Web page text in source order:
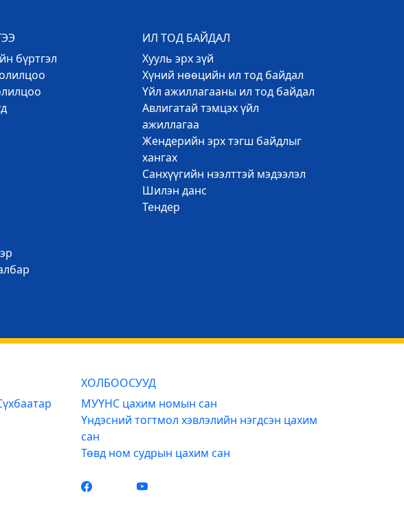
бүртгэл
ИЛ ТОД БАЙДАЛ
Хууль эрх зүй
Хүний нөөцийн ил тод байдал
Үйл ажиллагааны ил тод байдал
Авлигатай тэмцэх үйл
ажиллагаа
Жендерийн эрх тэгш байдлыг
хангах
Санхүүгийн нээлттэй мэдээлэл
Шилэн данс
Тендер
ХОЛБООСУУД
МУҮНС цахим номын сан
Үндэсний тогтмол хэвлэлийн нэгдсэн цахим
сан
Төвд ном судрын цахим сан